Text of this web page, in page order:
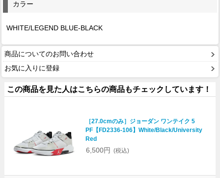
カラー
WHITE/LEGEND BLUE-BLACK
商品についてのお問い合わせ
お気に入りに登録
この商品を見た人はこちらの商品もチェックしています！
［27.0cmのみ］ジョーダン ワンテイク 5
PF【FD2336-106】White/Black/University
Red
6,500円 (税込)